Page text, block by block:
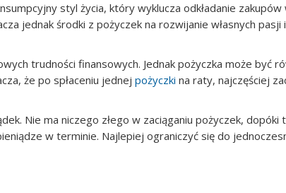
styl życia, który wyklucza odkładanie
jednak środki z pożyczek na rozwijanie własnych pasji
trudności finansowych. Jednak pożyczka może być
że po spłaceniu jednej pożyczki na raty, najczęściej
Nie ma niczego złego w zaciąganiu pożyczek, dopóki
w terminie. Najlepiej ograniczyć się do